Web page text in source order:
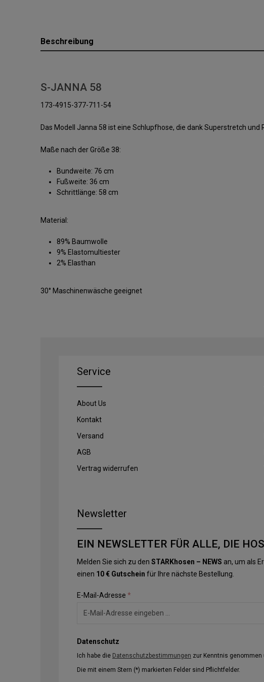
Beschreibung
S-JANNA 58
173-4915-377-711-54
Das Modell Janna 58 ist eine Schlupfhose, die dank Superstretch
Maße nach der Größe 38:
Bundweite: 76 cm
Fußweite: 36 cm
Schrittlänge: 58 cm
Material:
89% Baumwolle
9% Elastomultiester
2% Elasthan
30° Maschinenwäsche geeignet
Service
About Us
Kontakt
Versand
AGB
Vertrag widerrufen
Newsletter
EIN NEWSLETTER FÜR ALLE, DIE
Melden Sie sich zu den STARKhosen – NEWS an, um als
einen 10 € Gutschein für Ihre nächste Bestellung.
E-Mail-Adresse *
Datenschutz
Ich habe die Datenschutzbestimmungen zur Kenntnis genommen
Die mit einem Stern (*) markierten Felder sind Pflichtfelder.